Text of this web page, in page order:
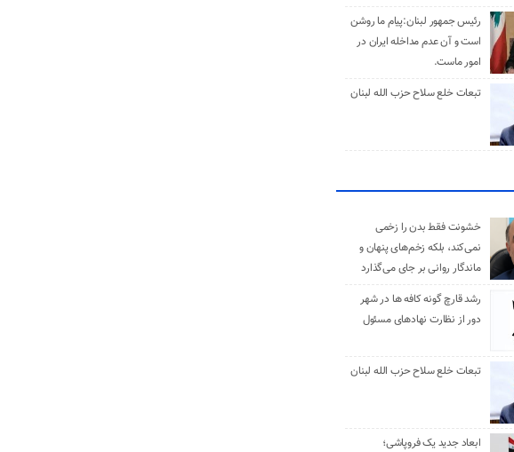
رئیس جمهور لبنان:پیام ما روشن
است و آن عدم مداخله ایران در
امور ماست.
تبعات خلع سلاح حزب الله لبنان
خشونت فقط بدن را زخمی
نمی‌کند، بلکه زخم‌های پنهان و
ماندگار روانی بر جای می‌گذارد
رشد قارچ گونه کافه ها در شهر
دور از نظارت نهادهای مسئول
تبعات خلع سلاح حزب الله لبنان
ابعاد جدید یک فروپاشی؛